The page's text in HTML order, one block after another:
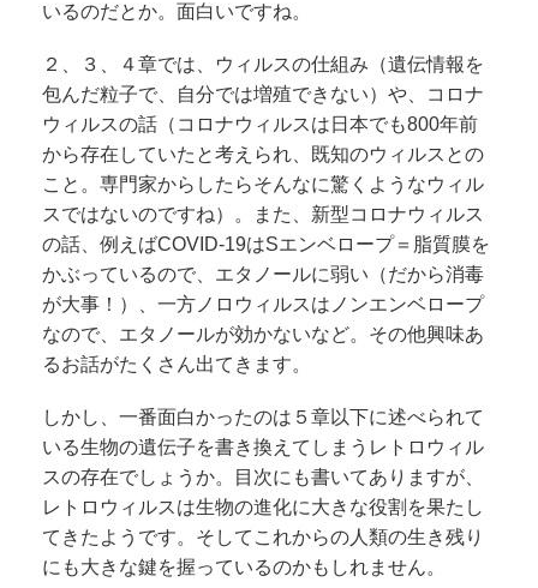
いるのだとか。面白いですね。
２、３、４章では、ウィルスの仕組み（遺伝情報を
包んだ粒子で、自分では増殖できない）や、コロナ
ウィルスの話（コロナウィルスは日本でも800年前
から存在していたと考えられ、既知のウィルスとの
こと。専門家からしたらそんなに驚くようなウィル
スではないのですね）。また、新型コロナウィルス
の話、例えばCOVID-19はSエンベロープ＝脂質膜を
かぶっているので、エタノールに弱い（だから消毒
が大事！ ）、一方ノロウィルスはノンエンベロープ
なので、エタノールが効かないなど。その他興味あ
るお話がたくさん出てきます。
しかし、一番面白かったのは５章以下に述べられて
いる生物の遺伝子を書き換えてしまうレトロウィル
スの存在でしょうか。目次にも書いてありますが、
レトロウィルスは生物の進化に大きな役割を果たし
てきたようです。そしてこれからの人類の生き残り
にも大きな鍵を握っているのかもしれません。